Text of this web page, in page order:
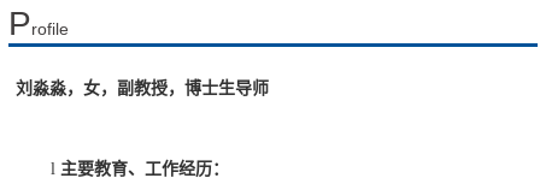
Profile
刘淼淼，女，副教授，博士生导师
l 主要教育、工作经历：